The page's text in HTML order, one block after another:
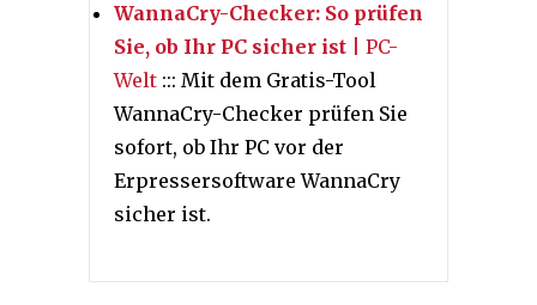
WannaCry-Checker: So prüfen
Sie, ob Ihr PC sicher ist | PC-
Welt ::: Mit dem Gratis-Tool
WannaCry-Checker prüfen Sie
sofort, ob Ihr PC vor der
Erpressersoftware WannaCry
sicher ist.